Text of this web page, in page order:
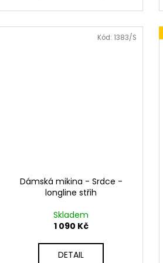
Dámská mikina - Srdce -
longline střih
Skladem
1 090 Kč
DETAIL
Kód:1383/S